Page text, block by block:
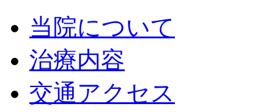
当院について
治療内容
交通アクセス